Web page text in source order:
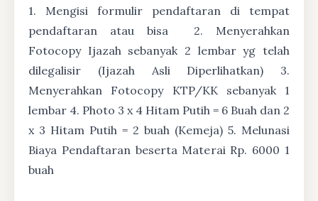
1. Mengisi formulir pendaftaran di tempat
pendaftaran atau bisa
2. Menyerahkan
Fotocopy Ijazah sebanyak 2 lembar yg telah
dilegalisir (Ijazah Asli Diperlihatkan) 3.
Menyerahkan Fotocopy KTP/KK sebanyak 1
lembar 4. Photo 3 x 4 Hitam Putih = 6 Buah dan 2
x 3 Hitam Putih = 2 buah (Kemeja) 5. Melunasi
Biaya Pendaftaran beserta Materai Rp. 6000 1
buah